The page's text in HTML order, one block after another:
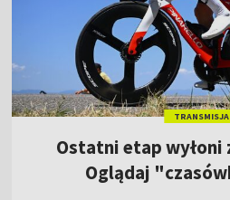
TRANSMISJA
Ostatni etap wyłoni
Oglądaj